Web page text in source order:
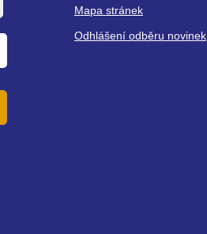
Mapa stránek
Odhlášení odběru novinek